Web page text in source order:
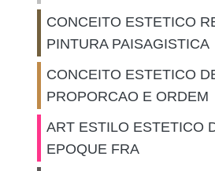
CONCEITO ESTETICO
PINTURA PAISAGISTICA
CONCEITO ESTETICO
PROPORCAO E ORDEM
ART ESTILO ESTETICO
EPOQUE FRA